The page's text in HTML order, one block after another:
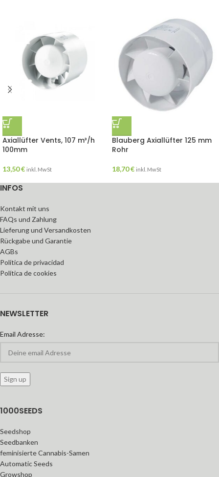
Axiallüfter Vents, 107 m³/h
100mm
13,50€ inkl. MwSt
Blauberg Axiallüfter 125 mm
Rohr
18,70€ inkl. MwSt
INFOS
Kontakt mit uns
FAQs und Zahlung
Lieferung und Versandkosten
Rückgabe und Garantie
AGBs
Política de privacidad
Política de cookies
NEWSLETTER
Email Adresse:
1000SEEDS
Seedshop
Seedbanken
feminisierte Cannabis-Samen
Automatic Seeds
Growshop